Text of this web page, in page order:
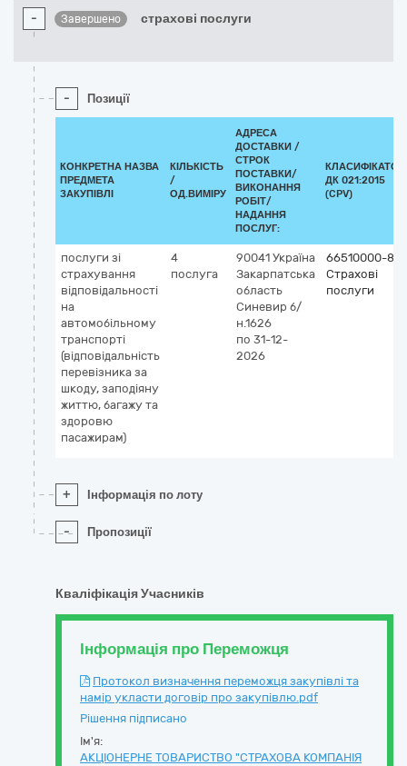
- Завершено страхові послуги
- Позиції
КОНКРЕТНА НАЗВА
ПРЕДМЕТА
ЗАКУПІВЛІ
КІЛЬКІСТЬ
/
ОД.ВИМІРУ
АДРЕСА
ДОСТАВКИ /
СТРОК
ПОСТАВКИ/
ВИКОНАННЯ
РОБІТ/
НАДАННЯ
ПОСЛУГ:
КЛАСИФІКАТОР
ДК 021:2015
(CPV)
послуги зі
страхування
відповідальності
на
автомобільному
транспорті
(відповідальність
перевізника за
шкоду, заподіяну
життю, багажу та
здоровю
пасажирам)
4
послуга
90041 Україна
Закарпатська
область
Синевир б/
н.1626
по 31-12-
2026
66510000-8
Страхові
послуги
+ Інформація по лоту
- Пропозиції
Кваліфікація Учасників
Інформація про Переможця
Протокол визначення переможця закупівлі та
намір укласти договір про закупівлю.pdf
Рішення підписано
Ім'я:
АКЦІОНЕРНЕ ТОВАРИСТВО "СТРАХОВА КОМПАНІЯ